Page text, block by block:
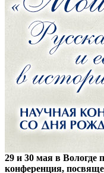
29 и 30 мая в Вологде
конференция,